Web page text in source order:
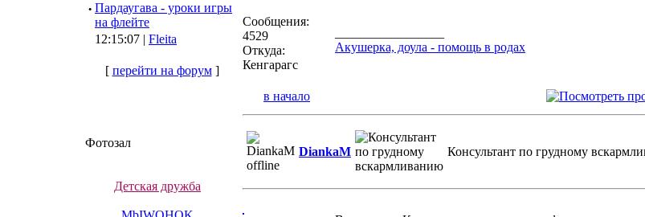
· Пардаугава - уроки игры
на флейте
12:15:07 | Fleita
[ перейти на форум]
Фотозал
Детская дружба
Сообщения:
4529
Откуда:
Кенгарагс
Акушерка, доула - помощь в родах
в начало
DiankaM Консультант по грудному